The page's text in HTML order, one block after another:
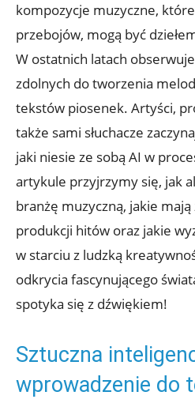
kompozycje muzyczne,
przebojów, mogą być
W ostatnich latach
zdolnych do tworzenia
tekstów piosenek. Artyści,
także sami słuchacze
jaki niesie ze sobą AI w
artykule przyjrzymy się, jak
branżę muzyczną, jakie
produkcji hitów oraz jakie
w starciu z ludzką
odkrycia fascynującego
spotyka się z dźwiękiem!
Sztuczna
wprowadzenie do